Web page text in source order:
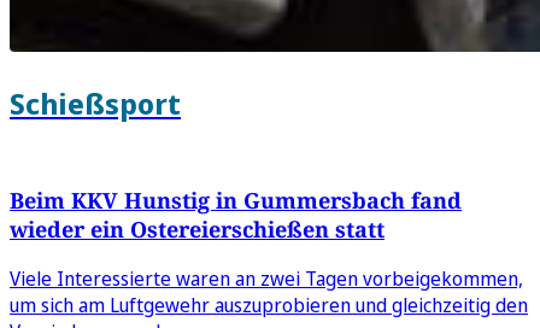
Schießsport
Beim KKV Hunstig in Gummersbach fand
wieder ein Ostereierschießen statt
Viele Interessierte waren an zwei Tagen vorbeigekommen,
um sich am Luftgewehr auszuprobieren und gleichzeitig den